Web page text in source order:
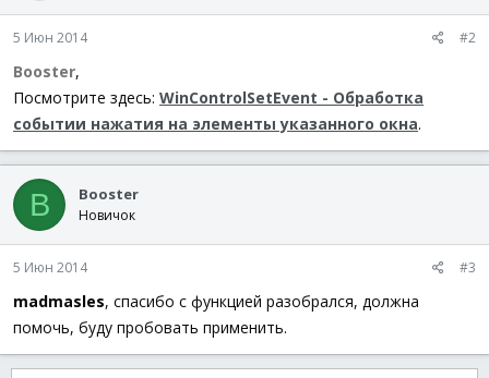
5 Июн 2014 #2
Booster,
Посмотрите здесь: WinControlSetEvent - Обработка
событии нажатия на элементы указанного окна.
B Booster
Новичок
5 Июн 2014 #3
madmasles, спасибо с функцией разобрался, должна
помочь, буду пробовать применить.